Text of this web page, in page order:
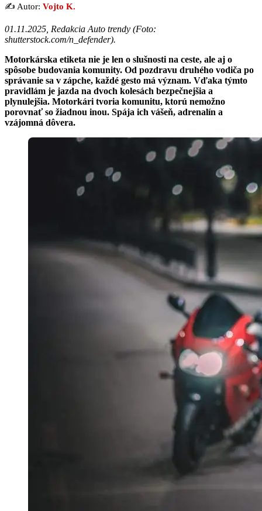
✍️ Autor: Vojto K.
01.11.2025, Redakcia Auto trendy (Foto:
shutterstock.com/n_defender).
Motorkárska etiketa nie je len o slušnosti na ceste, ale aj o
spôsobe budovania komunity. Od pozdravu druhého vodiča po
správanie sa v zápche, každé gesto má význam. Vďaka týmto
pravidlám je jazda na dvoch kolesách bezpečnejšia a
plynulejšia. Motorkári tvoria komunitu, ktorú nemožno
porovnať so žiadnou inou. Spája ich vášeň, adrenalín a
vzájomná dôvera.